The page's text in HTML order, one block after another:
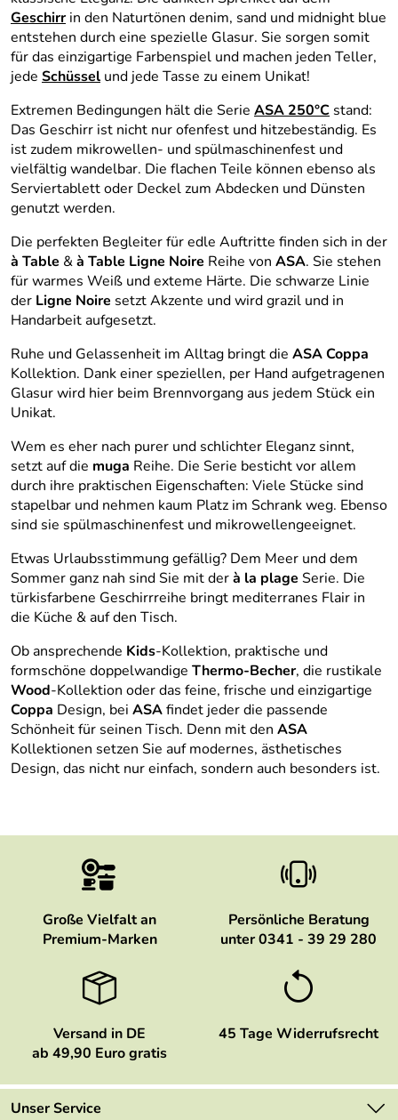
Geschirrin den Naturtönen denim, sand und midnight blue
entstehen durch eine spezielle Glasur. Sie sorgen somit
für das einzigartige Farbenspiel und machen jeden Teller,
jede Schüssel und jede Tasse zu einem Unikat!
Extremen Bedingungen hält die Serie ASA 250°C stand:
Das Geschirr ist nicht nur ofenfest und hitzebeständig. Es
ist zudem mikrowellen- und spülmaschinenfest und
vielfältig wandelbar. Die flachen Teile können ebenso als
Serviertablett oder Deckel zum Abdecken und Dünsten
genutzt werden.
Die perfekten Begleiter für edle Auftritte finden sich in der
à Table &à Table Ligne Noire Reihe von ASA. Sie stehen
für warmes Weiß und exteme Härte. Die schwarze Linie
der Ligne Noire setzt Akzente und wird grazil und in
Handarbeit aufgesetzt.
Ruhe und Gelassenheit im Alltag bringt die ASA Coppa
Kollektion. Dank einer speziellen, per Hand aufgetragenen
Glasur wird hier beim Brennvorgang aus jedem Stück ein
Unikat.
Wem es eher nach purer und schlichter Eleganz sinnt,
setzt auf die muga Reihe. Die Serie besticht vor allem
durch ihre praktischen Eigenschaften: Viele Stücke sind
stapelbar und nehmen kaum Platz im Schrank weg. Ebenso
sind sie spülmaschinenfest und mikrowellengeeignet.
Etwas Urlaubsstimmung gefällig? Dem Meer und dem
Sommer ganz nah sind Sie mit derà la plage Serie. Die
türkisfarbene Geschirrreihe bringt mediterranes Flair in
die Küche & auf den Tisch.
Ob ansprechende Kids-Kollektion, praktische und
formschöne doppelwandige Thermo-Becher, die rustikale
Wood-Kollektion oder das feine, frische und einzigartige
Coppa Design, bei ASAfindet jeder die passende
Schönheit für seinen Tisch. Denn mit den ASA
Kollektionen setzen Sie auf modernes, ästhetisches
Design, das nicht nur einfach, sondern auch besonders ist.
Große Vielfalt an
Premium-Marken
Persönliche Beratung
unter 0341 - 39 29 280
Versand in DE
ab 49,90 Euro gratis
45 Tage Widerrufsrecht
Unser Service